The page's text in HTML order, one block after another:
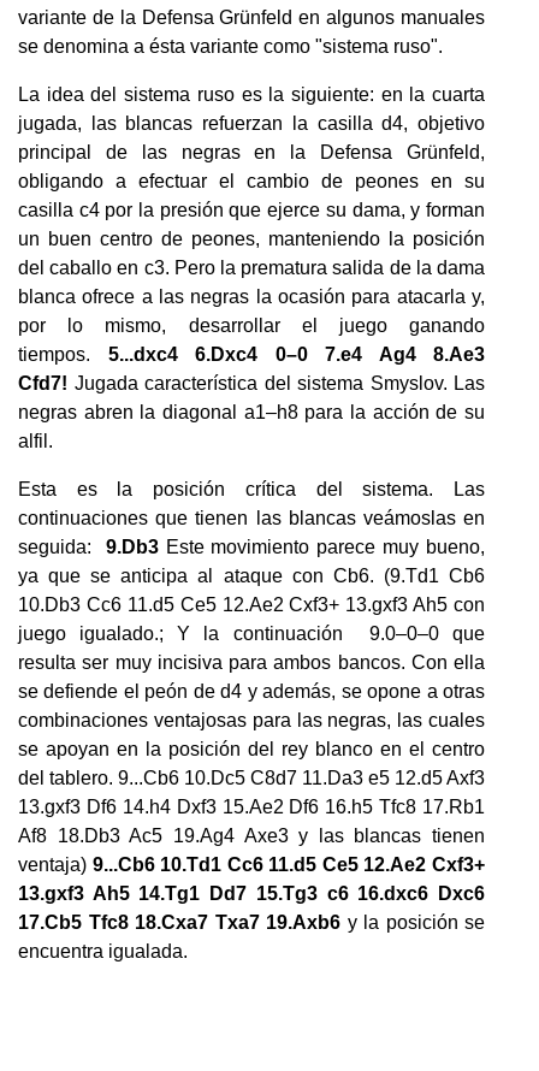
variante de la Defensa Grünfeld en algunos manuales
se denomina a ésta variante como "sistema ruso".
La idea del sistema ruso es la siguiente: en la cuarta
jugada, las blancas refuerzan la casilla d4, objetivo
principal de las negras en la Defensa Grünfeld,
obligando a efectuar el cambio de peones en su
casilla c4 por la presión que ejerce su dama, y forman
un buen centro de peones, manteniendo la posición
del caballo en c3. Pero la prematura salida de la dama
blanca ofrece a las negras la ocasión para atacarla y,
por lo mismo, desarrollar el juego ganando
tiempos. 5...dxc4 6.Dxc4 0–0 7.e4 Ag4 8.Ae3
Cfd7! Jugada característica del sistema Smyslov. Las
negras abren la diagonal a1–h8 para la acción de su
alfil.
Esta es la posición crítica del sistema. Las
continuaciones que tienen las blancas veámoslas en
seguida: 9.Db3Este movimiento parece muy bueno,
ya que se anticipa al ataque con Cb6. (9.Td1 Cb6
10.Db3 Cc6 11.d5 Ce5 12.Ae2 Cxf3+ 13.gxf3 Ah5 con
juego igualado.; Y la continuación 9.0–0–0 que
resulta ser muy incisiva para ambos bancos. Con ella
se defiende el peón de d4 y además, se opone a otras
combinaciones ventajosas para las negras, las cuales
se apoyan en la posición del rey blanco en el centro
del tablero. 9...Cb6 10.Dc5 C8d7 11.Da3 e5 12.d5 Axf3
13.gxf3 Df6 14.h4 Dxf3 15.Ae2 Df6 16.h5 Tfc8 17.Rb1
Af8 18.Db3 Ac5 19.Ag4 Axe3 y las blancas tienen
ventaja) 9...Cb6 10.Td1 Cc6 11.d5 Ce5 12.Ae2 Cxf3+
13.gxf3 Ah5 14.Tg1 Dd7 15.Tg3 c6 16.dxc6 Dxc6
17.Cb5 Tfc8 18.Cxa7 Txa7 19.Axb6 y la posición se
encuentra igualada.